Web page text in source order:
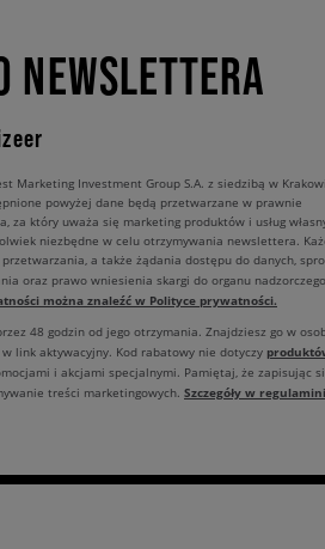
NEWSLETTERA
Marketing Investment Group S.A. z siedzibą w
powyżej dane będą przetwarzane w prawnie
za który uważa się marketing produktów i usług
niezbędne w celu otrzymywania newslettera.
a także żądania dostępu do danych,
oraz prawo wniesienia skargi do organu
można znaleźć w Polityce prywatności.
48 godzin od jego otrzymania. Znajdziesz go w
link aktywacyjny. Kod rabatowy nie dotyczy
i akcjami specjalnymi. Pamiętaj, że zapisując
treści marketingowych. Szczegóły w